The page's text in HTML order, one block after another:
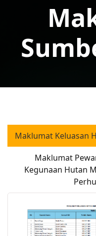
Maklumat Keluasan
Maklumat
Kegunaan Hutan